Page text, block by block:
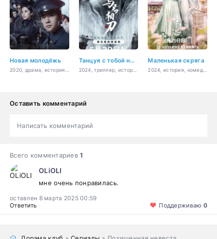
Новая молодёжь Танцуя с тобой на острие клинка Маленькая скряга
Оставить комментарий
Написать комментарий
Всего комментариев1
OLiOLI
мне очень понравилась.
оставлен 8 марта 2025 00:59
Ответить
Поддерживаю 0